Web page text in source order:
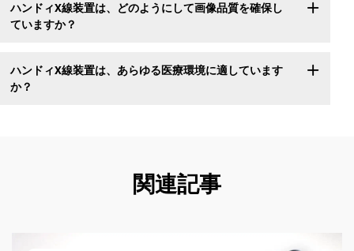
ハンドィX線装置は、どのようにして画像品質を確保し
ていますか？
ハンドィX線装置は、あらゆる医療環境に適しています
か？
関連記事